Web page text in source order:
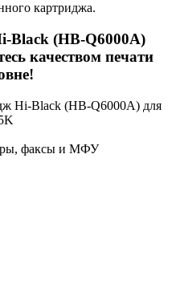
картриджа.
Black (HB-Q6000A)
качеством печати
Hi-Black (HB-Q6000A) для
факсы и МФУ